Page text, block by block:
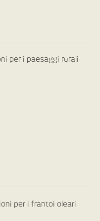
per i paesaggi rurali
per i frantoi oleari